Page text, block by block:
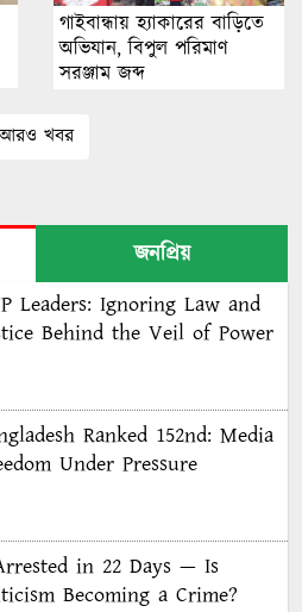
গাইবান্ধায় হ্যাকারের বাড়িতে
অভিযান, বিপুল পরিমাণ
সরঞ্জাম জব্দ
খবর
জনপ্রিয়
Leaders: Ignoring Law and
Behind the Veil of Power
Ranked 152nd: Media
Under Pressure
in 22 Days — Is
Becoming a Crime?